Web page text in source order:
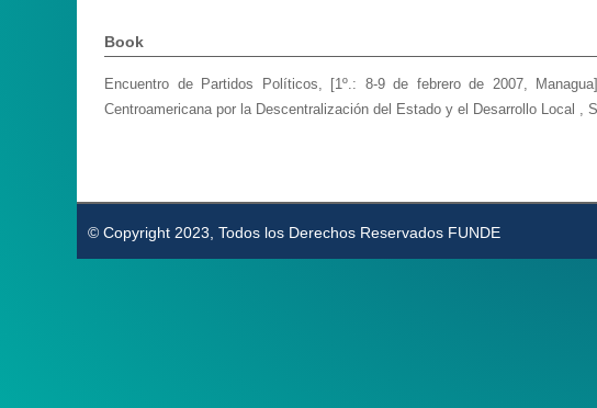
Book
Encuentro de Partidos Políticos, [1º.: 8-9 de febrero de 2007, Managua]
Centroamericana por la Descentralización del Estado y el Desarrollo Local ,
© Copyright 2023, Todos los Derechos Reservados FUNDE